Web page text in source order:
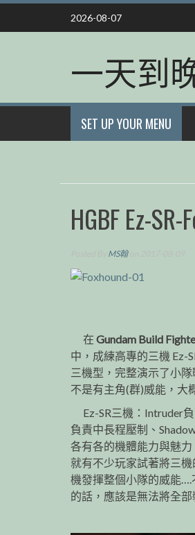
Skip
content
2026-08-07
一天到
SET UP YOUR MENU
HGBF Ez-SR-
MS翰on 2017-08-09
在 Gundam Build
中，成練高專的三機 Ez-
三機型，完整演示了小
不是有主角(群)威能，大
Ez-SR三機：Intruder
負責中長程壓制、
各有各的機體能力與魅力
就有不少玩家試著將三
機發揮整個小隊的威能
的話，應該是無法將全部